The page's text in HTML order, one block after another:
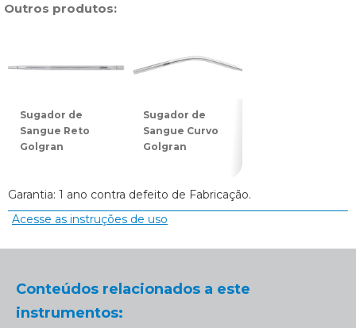
Outros produtos:
Sugador de
Sangue Reto
Golgran
Sugador de
Sangue Curvo
Golgran
Garantia: 1 ano contra defeito de Fabricação.
Acesse as instruções de uso
Conteúdos relacionados a este
instrumentos: